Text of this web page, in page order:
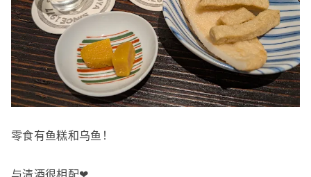
零食有鱼糕和乌鱼！
与清酒很相配❤